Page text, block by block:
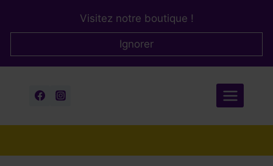
Visitez notre boutique !
Ignorer